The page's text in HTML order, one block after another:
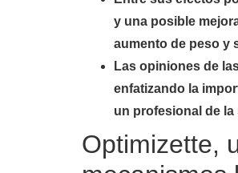
y una posible
aumento de peso y
Las opiniones de
enfatizando la
un profesional de la
Optimizette,